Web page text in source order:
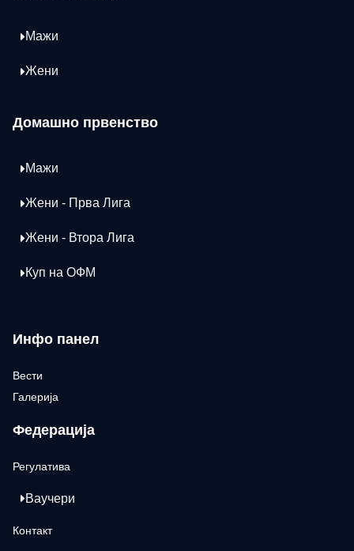
Мажи
Жени
Домашно првенство
Мажи
Жени - Прва Лига
Жени - Втора Лига
Куп на ОФМ
Инфо панел
Вести
Галерија
Федерација
Регулатива
Ваучери
Контакт